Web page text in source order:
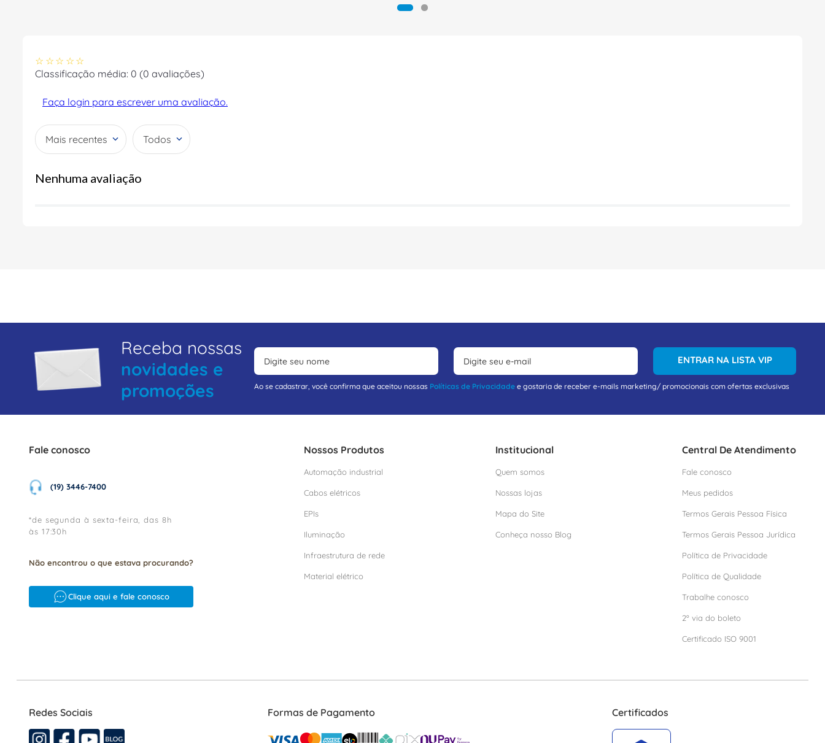
☆ ☆ ☆ ☆ ☆
Classificação média: 0 (0 avaliações)
Faça login para escrever uma avaliação.
Mais recentes Todos
Nenhuma avaliação
Receba nossas
novidades e
promoções
ENTRAR NA LISTA VIP
Ao se cadastrar, você confirma que aceitou nossas Políticas de Privacidade e gostaria de receber e-mails marketing/ promocionais com ofertas exclusivas
Fale conosco
(19) 3446-7400
*de segunda à sexta-feira, das 8h
às 17:30h
Não encontrou o que estava procurando?
Clique aqui e fale conosco
Nossos Produtos
Automação industrial
Cabos elétricos
EPIs
Iluminação
Infraestrutura de rede
Material elétrico
Institucional
Quem somos
Nossas lojas
Mapa do Site
Conheça nosso Blog
Central De Atendimento
Fale conosco
Meus pedidos
Termos Gerais Pessoa Física
Termos Gerais Pessoa Jurídica
Política de Privacidade
Política de Qualidade
Trabalhe conosco
2º via do boleto
Certificado ISO 9001
Redes Sociais Formas de Pagamento Certificados